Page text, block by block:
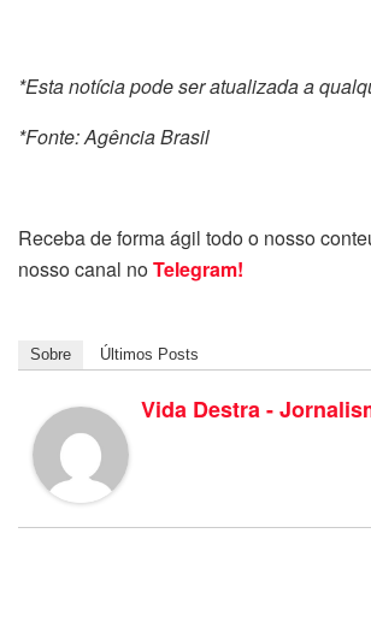
*Esta notícia pode ser atualizada a
*Fonte: Agência Brasil
Receba de forma ágil todo o nosso
nosso canal noTelegram!
Sobre Últimos Posts
Vida Destra -